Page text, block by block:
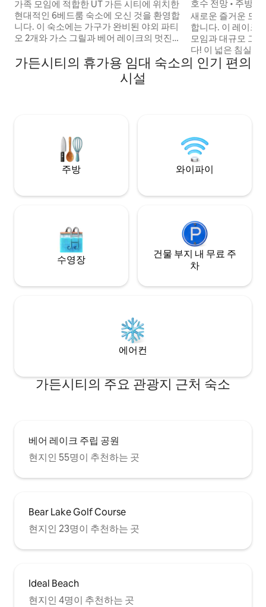
가족 모임에 적합한 UT 가든 시티에 위치한
현대적인 6베드룸 숙소에 오신 것을 환영합
니다. 이 숙소에는 가구가 완비된 야외 파티
오 2개와 가스 그릴과 베어 레이크의 멋진
위트, 아늑한 벙크룸/게임룸, 빠른 와이파이
가 있어 가족 친화적이고 편안합니다. 전용
온수 욕조, 모든 객실에서 스마트 TV를 이용
박할 수 있습니다.
호수 전망 • 주방 2
명 숙박 가능
새로운 즐거운 모
합니다. 이 레이크
모임과 대규모 그
다! 이 넓은 침실 6개 숙소는 27명을 수용할
수 있으며, 완비된
호수 전망을 자랑
망을 즐기며 잊지
가든시티의 휴가용 임대 숙소의 인기 편의
시설
주방 와이파이
수영장
건물 부지 내 무료 주
차
에어컨
가든시티의 주요 관광지 근처 숙소
베어 레이크 주립 공원
현지인 55명이 추천하는 곳
Bear Lake Golf Course
현지인 23명이 추천하는 곳
Ideal Beach
현지인 4명이 추천하는 곳